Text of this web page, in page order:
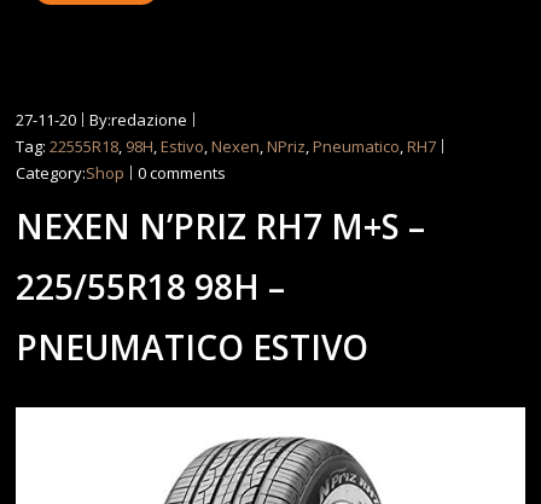
27-11-20
By:redazione
Tag:22555R18, 98H,Estivo,Nexen,NPriz,Pneumatico,RH7
Category:Shop 0 comments
NEXEN N’PRIZ RH7 M+S –
225/55R18 98H –
PNEUMATICO ESTIVO